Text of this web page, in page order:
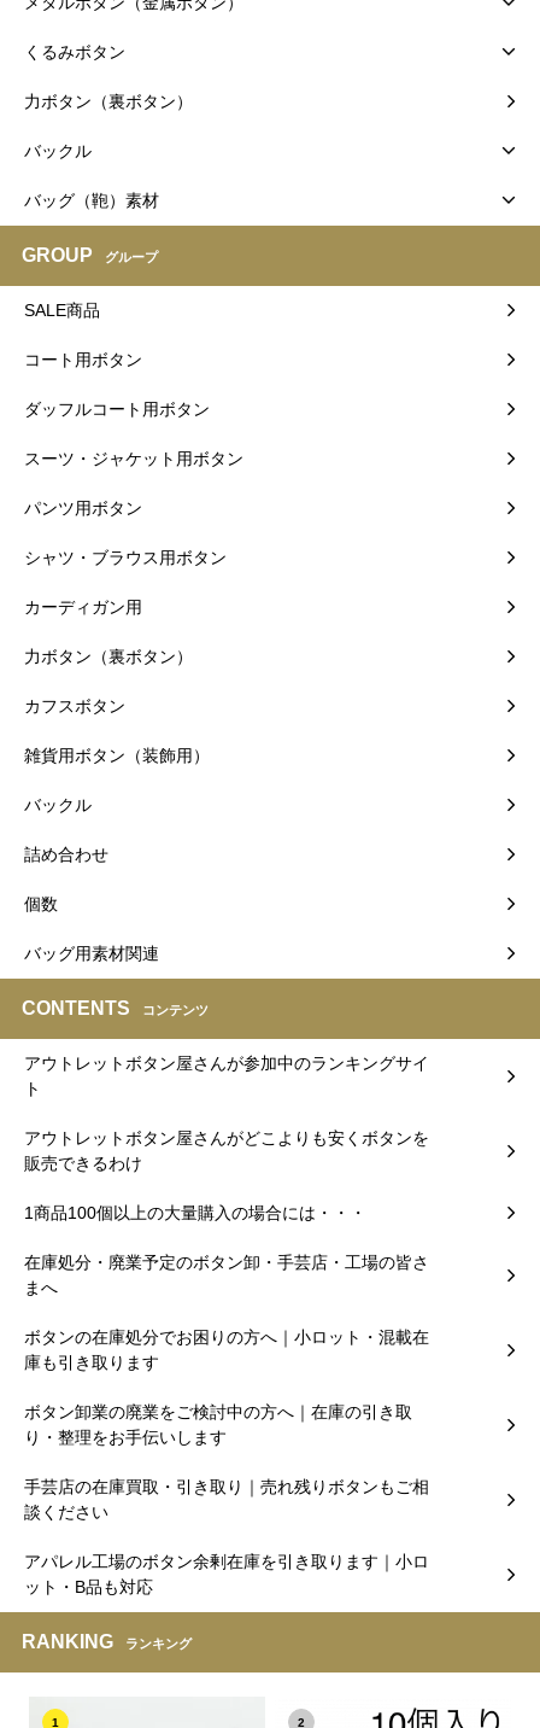
くるみボタン
力ボタン（裏ボタン）
バックル
バッグ（鞄）素材
GROUP グループ
SALE商品
コート用ボタン
ダッフルコート用ボタン
スーツ・ジャケット用ボタン
パンツ用ボタン
シャツ・ブラウス用ボタン
カーディガン用
力ボタン（裏ボタン）
カフスボタン
雑貨用ボタン（装飾用）
バックル
詰め合わせ
個数
バッグ用素材関連
CONTENTS コンテンツ
アウトレットボタン屋さんが参加中のランキングサイ
ト
アウトレットボタン屋さんがどこよりも安くボタンを
販売できるわけ
1商品100個以上の大量購入の場合には・・・
在庫処分・廃業予定のボタン卸・手芸店・工場の皆さ
まへ
ボタンの在庫処分でお困りの方へ｜小ロット・混載在
庫も引き取ります
ボタン卸業の廃業をご検討中の方へ｜在庫の引き取
り・整理をお手伝いします
手芸店の在庫買取・引き取り｜売れ残りボタンもご相
談ください
アパレル工場のボタン余剰在庫を引き取ります｜小ロ
ット・B品も対応
RANKING ランキング
1 2